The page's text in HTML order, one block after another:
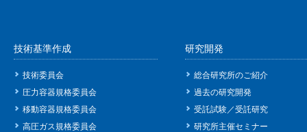
技術基準作成
技術委員会
圧力容器規格委員会
移動容器規格委員会
高圧ガス規格委員会
研究開発
総合研究所のご紹介
過去の研究開発
受託試験／受託研究
研究所主催セミナー